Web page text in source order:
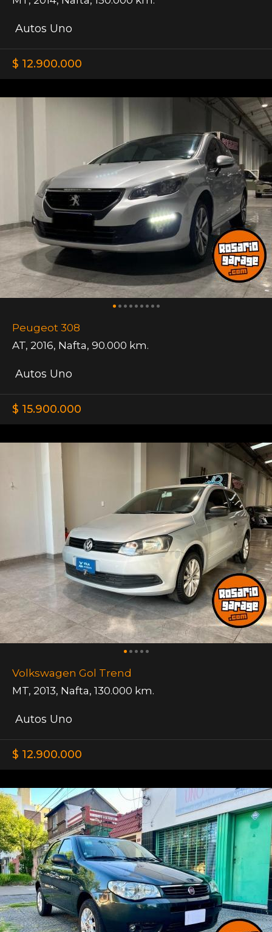
Autos Uno
$ 12.900.000
Peugeot 308
AT, 2016, Nafta, 90.000 km.
Autos Uno
$ 15.900.000
Volkswagen Gol Trend
MT, 2013, Nafta, 130.000 km.
Autos Uno
$ 12.900.000